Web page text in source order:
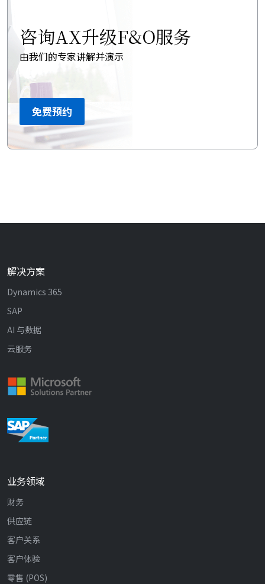
咨询AX升级F&O服务
由我们的专家讲解并演示
免费预约
解决方案
Dynamics 365
SAP
AI 与数据
云服务
业务领域
财务
供应链
客户关系
客户体验
零售 (POS)